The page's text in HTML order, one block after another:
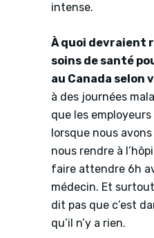
intense.
À quoi devraient
soins de santé
au Canada selon
à des journées
que les
lorsque nous
nous rendre à
faire attendre 6h
médecin. Et
dit pas que c’est
qu’il n’y a rien.